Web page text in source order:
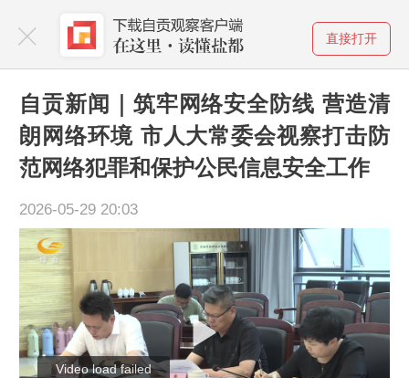
直接打开
自贡新闻｜筑牢网络安全防线 营造清
朗网络环境 市人大常委会视察打击防
范网络犯罪和保护公民信息安全工作
2026-05-29 20:03
Video load failed